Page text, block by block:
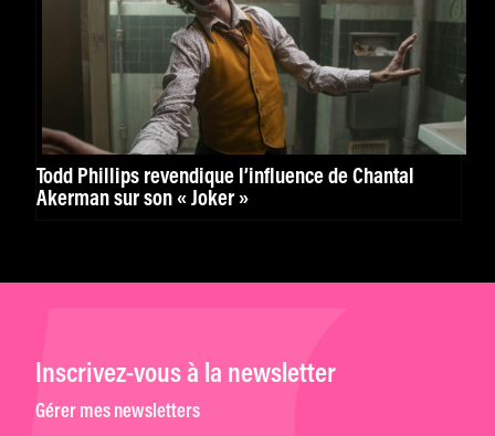
Todd Phillips revendique l’influence de Chantal
Akerman sur son « Joker »
Inscrivez-vous à la newsletter
Gérer mes newsletters